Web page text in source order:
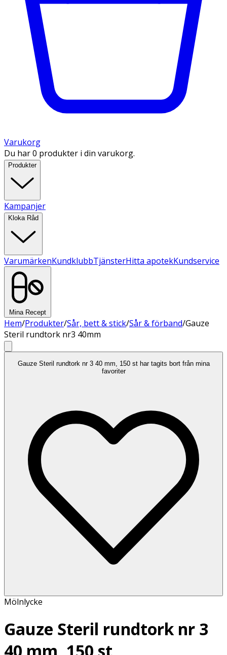
Varukorg
Du har 0 produkter i din varukorg.
Produkter
Kampanjer
Kloka Råd
VarumärkenKundklubbTjänsterHitta apotekKundservice
Mina Recept
Hem/Produkter/Sår, bett & stick/Sår & förband/Gauze
Steril rundtork nr3 40mm
Gauze Steril rundtork nr 3 40 mm, 150 st har tagits bort från mina
favoriter
Mölnlycke
Gauze Steril rundtork nr 3